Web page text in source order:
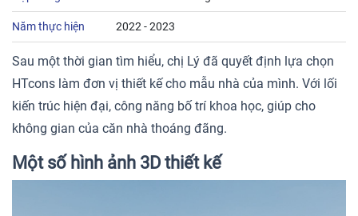
Năm thực hiện 2022 - 2023
Sau một thời gian tìm hiểu, chị Lý đã quyết định lựa chọn
HTcons làm đơn vị thiết kế cho mẫu nhà của mình. Với lối
kiến trúc hiện đại, công năng bố trí khoa học, giúp cho
không gian của căn nhà thoáng đãng.
Một số hình ảnh 3D thiết kế